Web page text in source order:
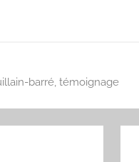
barré, témoignage